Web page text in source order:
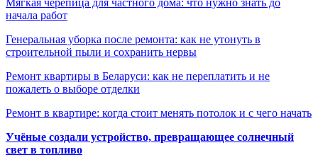
Мягкая черепица для частного дома: что нужно знать до
начала работ
Генеральная уборка после ремонта: как не утонуть в
строительной пыли и сохранить нервы
Ремонт квартиры в Беларуси: как не переплатить и не
пожалеть о выборе отделки
Ремонт в квартире: когда стоит менять потолок и с чего начать
Учёные создали устройство, превращающее солнечный
свет в топливо